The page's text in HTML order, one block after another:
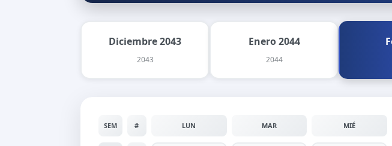
Diciembre 2043
2043
Enero 2044
2044
SEM # LUN MAR MIÉ